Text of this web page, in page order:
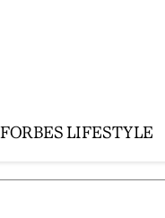
FORBES LIFESTYLE